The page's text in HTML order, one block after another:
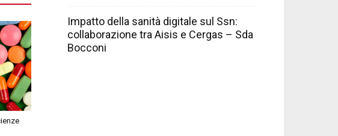
Impatto della sanità digitale sul Ssn:
collaborazione tra Aisis e Cergas – Sda
Bocconi